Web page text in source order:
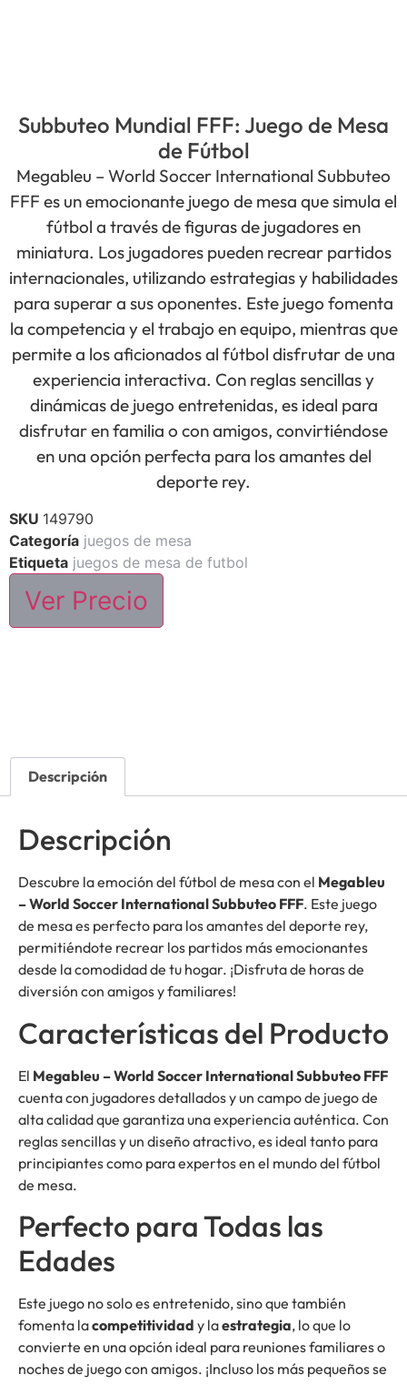
Subbuteo Mundial FFF: Juego de Mesa
de Fútbol
Megableu – World Soccer International Subbuteo
FFF es un emocionante juego de mesa que simula el
fútbol a través de figuras de jugadores en
miniatura. Los jugadores pueden recrear partidos
internacionales, utilizando estrategias y habilidades
para superar a sus oponentes. Este juego fomenta
la competencia y el trabajo en equipo, mientras que
permite a los aficionados al fútbol disfrutar de una
experiencia interactiva. Con reglas sencillas y
dinámicas de juego entretenidas, es ideal para
disfrutar en familia o con amigos, convirtiéndose
en una opción perfecta para los amantes del
deporte rey.
SKU 149790
Categoría juegos de mesa
Etiqueta juegos de mesa de futbol
Ver Precio
Descripción
Descripción
Descubre la emoción del fútbol de mesa con el Megableu
– World Soccer International Subbuteo FFF. Este juego
de mesa es perfecto para los amantes del deporte rey,
permitiéndote recrear los partidos más emocionantes
desde la comodidad de tu hogar. ¡Disfruta de horas de
diversión con amigos y familiares!
Características del Producto
El Megableu – World Soccer International Subbuteo FFF
cuenta con jugadores detallados y un campo de juego de
alta calidad que garantiza una experiencia auténtica. Con
reglas sencillas y un diseño atractivo, es ideal tanto para
principiantes como para expertos en el mundo del fútbol
de mesa.
Perfecto para Todas las
Edades
Este juego no solo es entretenido, sino que también
fomenta lacompetitividad y laestrategia, lo que lo
convierte en una opción ideal para reuniones familiares o
noches de juego con amigos. ¡Incluso los más pequeños se